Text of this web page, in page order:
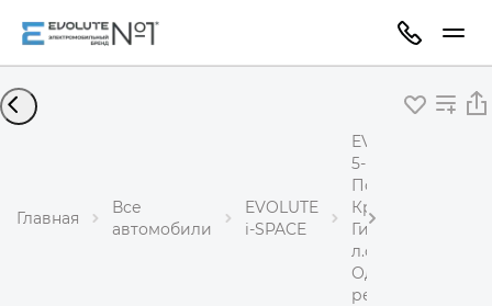
Главная
Все
автомобили
EVOLUTE
i-SPACE
EVOLUTE i-SPACE
5-местный
Полный привод
Кроссовер
Гибрид 1,5 л 367
л.с.
редуктор